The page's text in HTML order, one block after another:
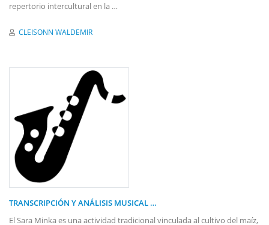
repertorio intercultural en la …
CLEISONN WALDEMIR
TRANSCRIPCIÓN Y ANÁLISIS MUSICAL …
El Sara Minka es una actividad tradicional vinculada al cultivo del maíz,